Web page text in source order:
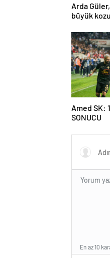
Arda
büyük
Amed SK:
SONUCU
En az 10